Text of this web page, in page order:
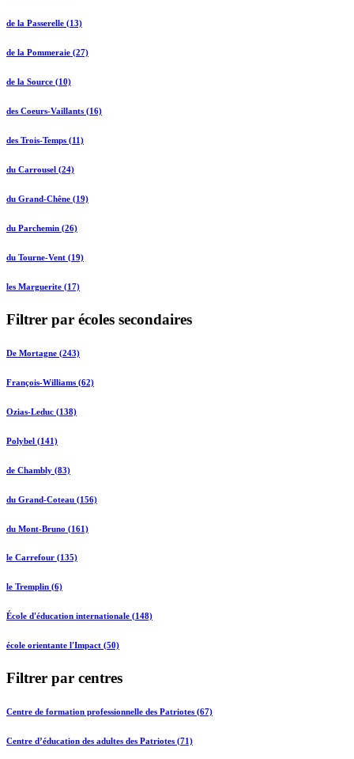
de la Passerelle (13)
de la Pommeraie (27)
de la Source (10)
des Coeurs-Vaillants (16)
des Trois-Temps (11)
du Carrousel (24)
du Grand-Chêne (19)
du Parchemin (26)
du Tourne-Vent (19)
les Marguerite (17)
Filtrer par écoles secondaires
De Mortagne (243)
François-Williams (62)
Ozias-Leduc (138)
Polybel (141)
de Chambly (83)
du Grand-Coteau (156)
du Mont-Bruno (161)
le Carrefour (135)
le Tremplin (6)
École d'éducation internationale (148)
école orientante l'Impact (50)
Filtrer par centres
Centre de formation professionnelle des Patriotes (67)
Centre d’éducation des adultes des Patriotes (71)